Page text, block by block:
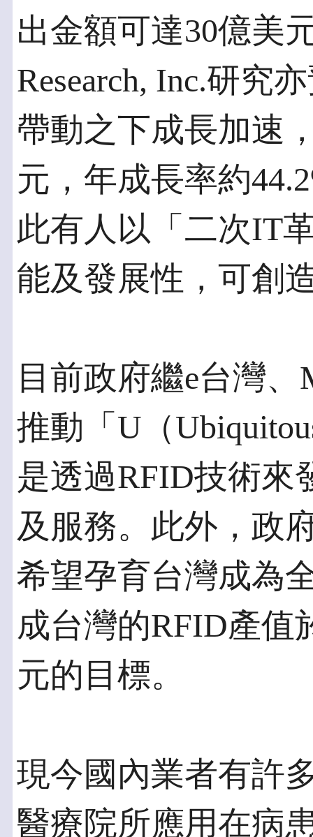
出金額可達30億美
Research, Inc.研究
帶動之下成長加速
元，年成長率約
此有人以「二次IT
能及發展性，可創
目前政府繼e台灣
推動「U（
是透過RFID技術來
及服務。此外，政
希望孕育台灣成為
成台灣的RFID產值
元的目標。
現今國內業者有許
醫療院所應用在病